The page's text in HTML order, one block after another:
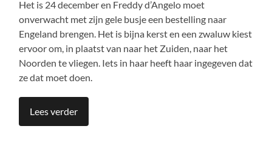
Het is 24 december en Freddy d’Angelo moet
onverwacht met zijn gele busje een bestelling naar
Engeland brengen. Het is bijna kerst en een zwaluw kiest
ervoor om, in plaatst van naar het Zuiden, naar het
Noorden te vliegen. Iets in haar heeft haar ingegeven dat
ze dat moet doen.
Lees verder